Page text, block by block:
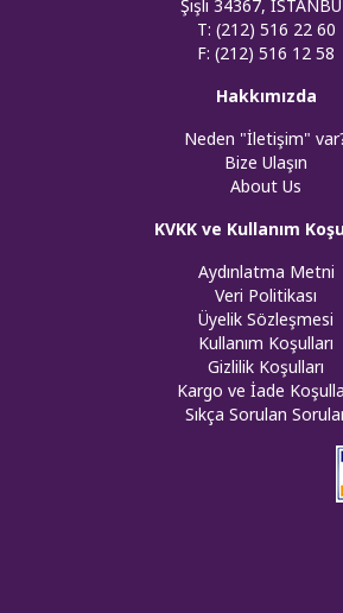
Şişli 34367,
T: (212) 516 22 60
F: (212) 516 12 58
Hakkımızda
Neden "İletişim"
Bize Ulaşın
About Us
KVKK ve Kullanım
Aydınlatma Metni
Veri Politikası
Üyelik Sözleşmesi
Kullanım Koşulları
Gizlilik Koşulları
Kargo ve İade
Sıkça Sorulan